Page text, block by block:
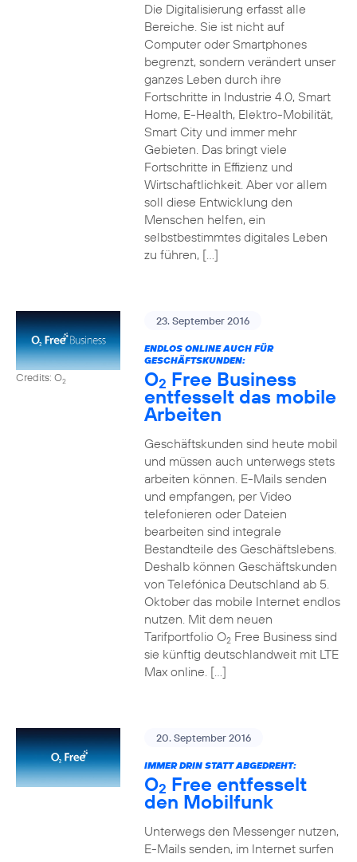
Die Digitalisierung erfasst alle
Bereiche. Sie ist nicht auf
Computer oder Smartphones
begrenzt, sondern verändert unser
ganzes Leben durch ihre
Fortschritte in Industrie 4.0, Smart
Home, E-Health, Elektro-Mobilität,
Smart City und immer mehr
Gebieten. Das bringt viele
Fortschritte in Effizienz und
Wirtschaftlichkeit. Aber vor allem
soll diese Entwicklung den
Menschen helfen, ein
selbstbestimmtes digitales Leben
zu führen, […]
Credits: O2
23. September 2016
ENDLOS ONLINE AUCH FÜR
GESCHÄFTSKUNDEN:
O2 Free Business
entfesselt das mobile
Arbeiten
Geschäftskunden sind heute mobil
und müssen auch unterwegs stets
arbeiten können. E-Mails senden
und empfangen, per Video
telefonieren oder Dateien
bearbeiten sind integrale
Bestandteile des Geschäftslebens.
Deshalb können Geschäftskunden
von Telefónica Deutschland ab 5.
Oktober das mobile Internet endlos
nutzen. Mit dem neuen
Tarifportfolio O2Free Business sind
sie künftig deutschlandweit mit LTE
Max online. […]
20. September 2016
IMMER DRIN STATT ABGEDREHT:
O2 Free entfesselt
den Mobilfunk
Unterwegs den Messenger nutzen,
E-Mails senden, im Internet surfen